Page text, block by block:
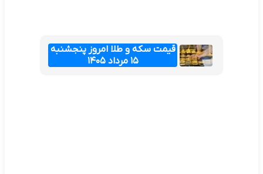
قیمت سکه و طلا امروز پنجشنبه
۱۵ مرداد ۱۴۰۵